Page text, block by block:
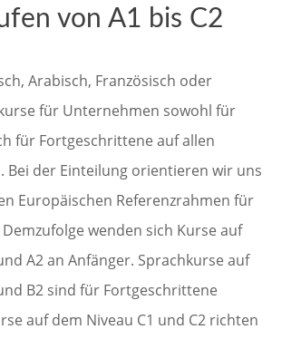
von A1 bis C2
Arabisch, Französisch oder
für Unternehmen sowohl für
für Fortgeschrittene auf allen
Bei der Einteilung orientieren wir uns
Europäischen Referenzrahmen für
Demzufolge wenden sich Kurse auf
A2 an Anfänger. Sprachkurse auf
B2 sind für Fortgeschrittene
auf dem Niveau C1 und C2 richten